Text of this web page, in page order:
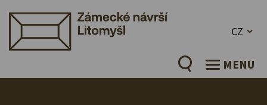
CZ
MENU